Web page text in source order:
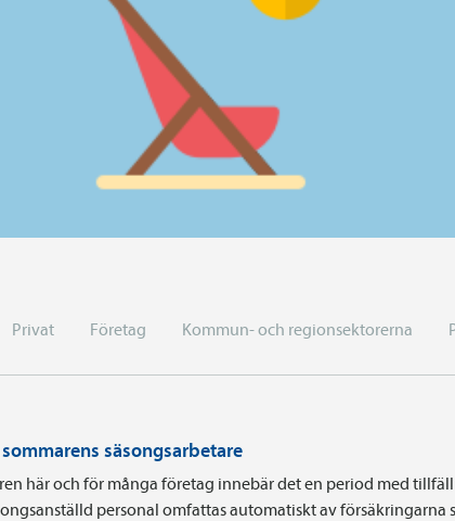
Privat Företag Kommun- och regionsektorerna
säsongsarbetare
här och för många företag innebär det en period med
personal omfattas automatiskt av försäkringarna